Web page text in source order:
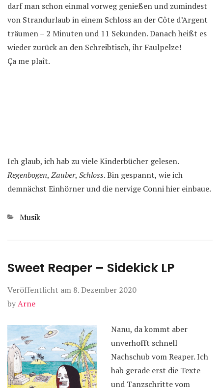
darf man schon einmal vorweg genießen und zumindest
von Strandurlaub in einem Schloss an der Côte d’Argent
träumen – 2 Minuten und 11 Sekunden. Danach heißt es
wieder zurück an den Schreibtisch, ihr Faulpelze!
Ça me plaît.
Ich glaub, ich hab zu viele Kinderbücher gelesen.
Regenbogen, Zauber, Schloss. Bin gespannt, wie ich
demnächst Einhörner und die nervige Conni hier einbaue.
Kategorien
Musik
Sweet Reaper – Sidekick LP
Veröffentlicht am 8. Dezember 2020
byArne
Nanu, da kommt aber
unverhofft schnell
Nachschub vom Reaper. Ich
hab gerade erst die Texte
und Tanzschritte vom